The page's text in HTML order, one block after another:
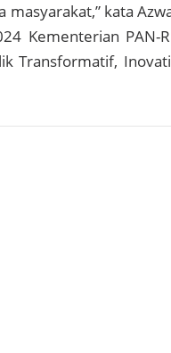
kata
Kementerian PAN-
Transformatif,